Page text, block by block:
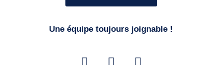
Une équipe toujours joignable !
F
I
L